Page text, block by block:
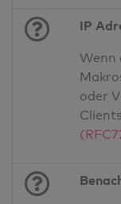
IP
Wenn
oder